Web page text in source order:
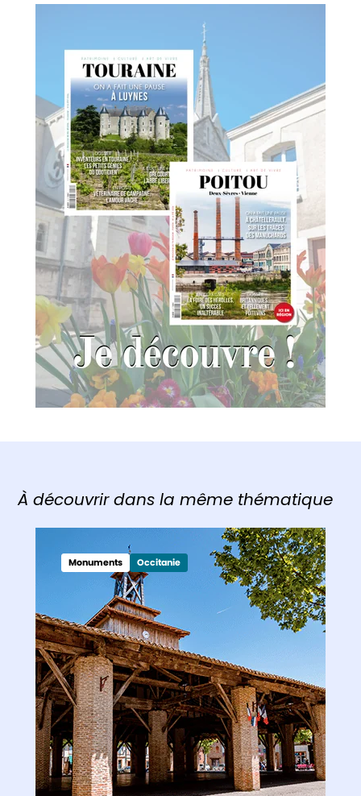
À découvrir dans la même thématique
Monuments Occitanie